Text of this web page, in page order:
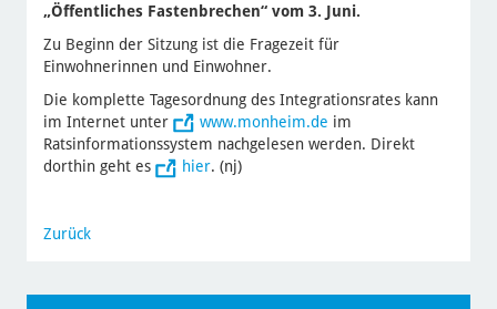
„Öffentliches Fastenbrechen“ vom 3. Juni.
Zu Beginn der Sitzung ist die Fragezeit für
Einwohnerinnen und Einwohner.
Die komplette Tagesordnung des Integrationsrates kann
im Internet unter
www.monheim.de im
Ratsinformationssystem nachgelesen werden. Direkt
dorthin geht es
hier. (nj)
Zurück